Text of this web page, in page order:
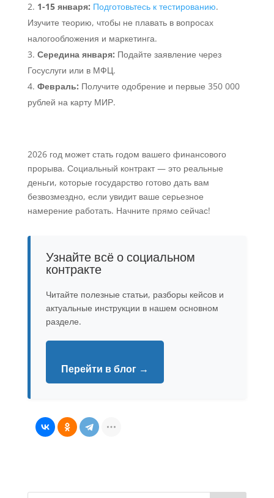
1-15 января: Подготовьтесь к тестированию.
Изучите теорию, чтобы не плавать в вопросах
налогообложения и маркетинга.
Середина января: Подайте заявление через
Госуслуги или в МФЦ.
Февраль: Получите одобрение и первые 350 000
рублей на карту МИР.
2026 год может стать годом вашего финансового
прорыва. Социальный контракт — это реальные
деньги, которые государство готово дать вам
безвозмездно, если увидит ваше серьезное
намерение работать. Начните прямо сейчас!
Узнайте всё о социальном
контракте
Читайте полезные статьи, разборы кейсов и
актуальные инструкции в нашем основном
разделе.
Перейти в блог →